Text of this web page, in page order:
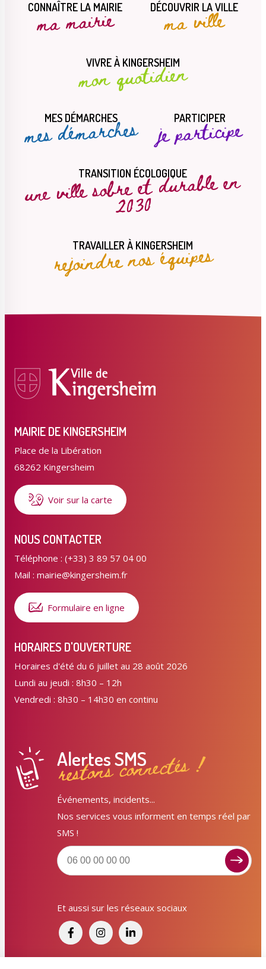
CONNAÎTRE LA MAIRIE
ma mairie DÉCOUVRIR LA VILLE
ma ville
VIVRE À KINGERSHEIM
mon quotidien
MES DÉMARCHES
mes démarches PARTICIPER
je participe
TRANSITION ÉCOLOGIQUE
une ville sobre et durable en
2030
TRAVAILLER À KINGERSHEIM
rejoindre nos équipes
MAIRIE DE KINGERSHEIM
Place de la Libération
68262 Kingersheim
Voir sur la carte
NOUS CONTACTER
Téléphone : (+33) 3 89 57 04 00
Mail : mairie@kingersheim.fr
Formulaire en ligne
HORAIRES D'OUVERTURE
Horaires d'été du 6 juillet au 28 août 2026
Lundi au jeudi : 8h30 – 12h
Vendredi : 8h30 – 14h30 en continu
Alertes SMS
restons connectés !
Événements, incidents...
Nos services vous informent en temps réel par
SMS !
Et aussi sur les réseaux sociaux
Poser une question ? Participer ?
Cliquez ici pour interagir avec les services de votre
ville !